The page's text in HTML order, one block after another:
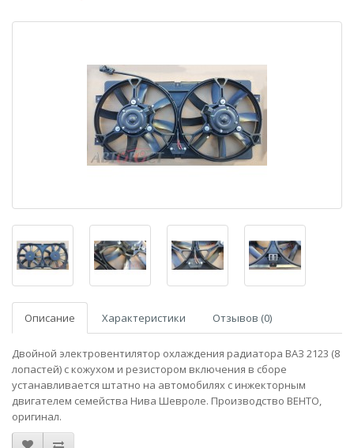
Описание Характеристики Отзывов (0)
Двойной электровентилятор охлаждения радиатора ВАЗ 2123 (8
лопастей) с кожухом и резистором включения в сборе
устанавливается штатно на автомобилях с инжекторным
двигателем семейства Нива Шевроле. Производство ВЕНТО,
оригинал.